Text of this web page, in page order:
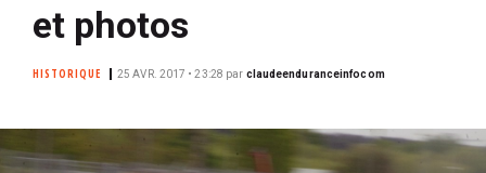
c
et photos
HISTORIQUE 25 AVR. 2017 • 23:28 par claudeenduranceinfocom